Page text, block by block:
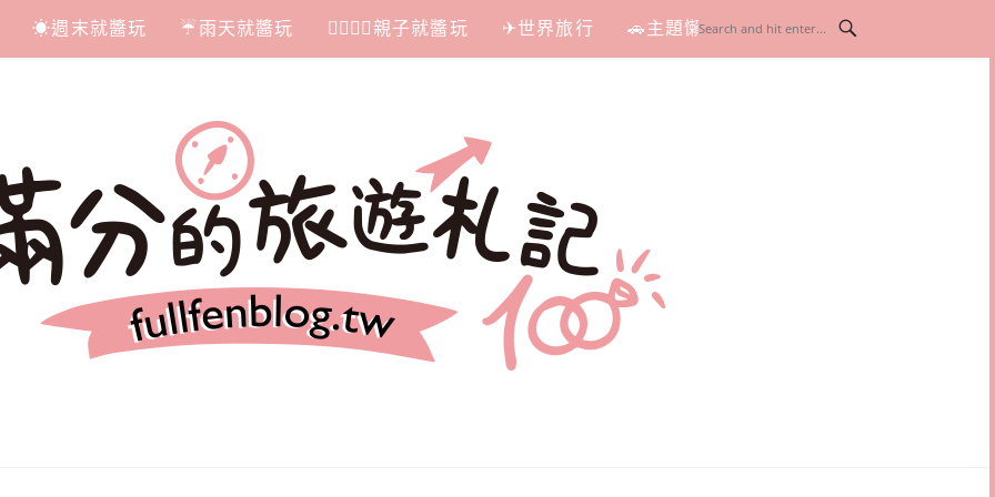
☀週末就醬玩 ☔雨天就醬玩 👩‍❤‍💋‍👨親子就醬玩 ✈世界旅行 🚗主題懶人包